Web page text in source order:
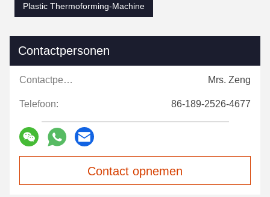
Plastic Thermoforming-Machine
Contactpersonen
Contactpersonen: Mrs. Zeng
Telefoon: 86-189-2526-4677
Contact opnemen